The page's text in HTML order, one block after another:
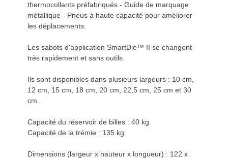
thermocollants préfabriqués - Guide de marquage
métallique - Pneus à haute capacité pour améliorer
les déplacements.
Les sabots d'application SmartDie™ II se changent
très rapidement et sans outils.
Ils sont disponibles dans plusieurs largeurs : 10 cm,
12 cm, 15 cm, 18 cm, 20 cm, 22,5 cm, 25 cm et 30
cm.
Capacité du réservoir de billes : 40 kg.
Capacité de la trémie : 135 kg.
Dimensions (largeur x hauteur x longueur) : 122 x